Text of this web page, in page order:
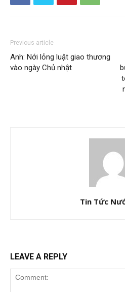
Previous article
Anh: Nới lỏng luật giao thương
vào ngày Chủ nhật
Tin Tức
LEAVE A REPLY